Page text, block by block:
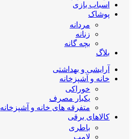
اسباب بازی
پوشاک
مردانه
زنانه
بچه گانه
بلاگ
آرایشی و بهداشتی
خانه و آشپزخانه
خوراکی
یکبار مصرف
متفرقه های خانه و آشپزخانه
کالاهای برقی
باطری
لامپ